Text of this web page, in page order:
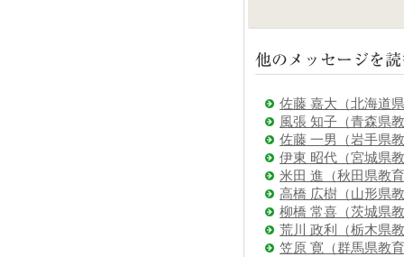
佐藤 嘉大（北海道
風張 知子（青森県
佐藤 一男（岩手県
伊東 昭代（宮城県
米田 進（秋田県教
高橋 広樹（山形県
柳橋 常喜（茨城県
荒川 政利（栃木県
笠原 寛（群馬県教